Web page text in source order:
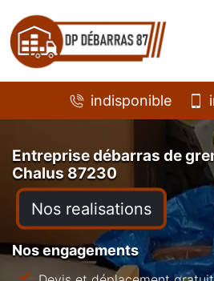
indisponible
Entreprise débarras de
Chalus 87230
Nos realisations
Nos engagements